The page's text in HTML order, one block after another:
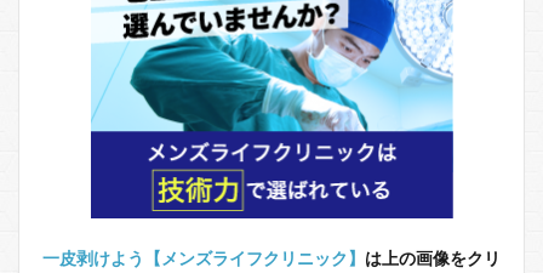
一皮剥けよう【メンズライフクリニック】 は上の画像をクリ